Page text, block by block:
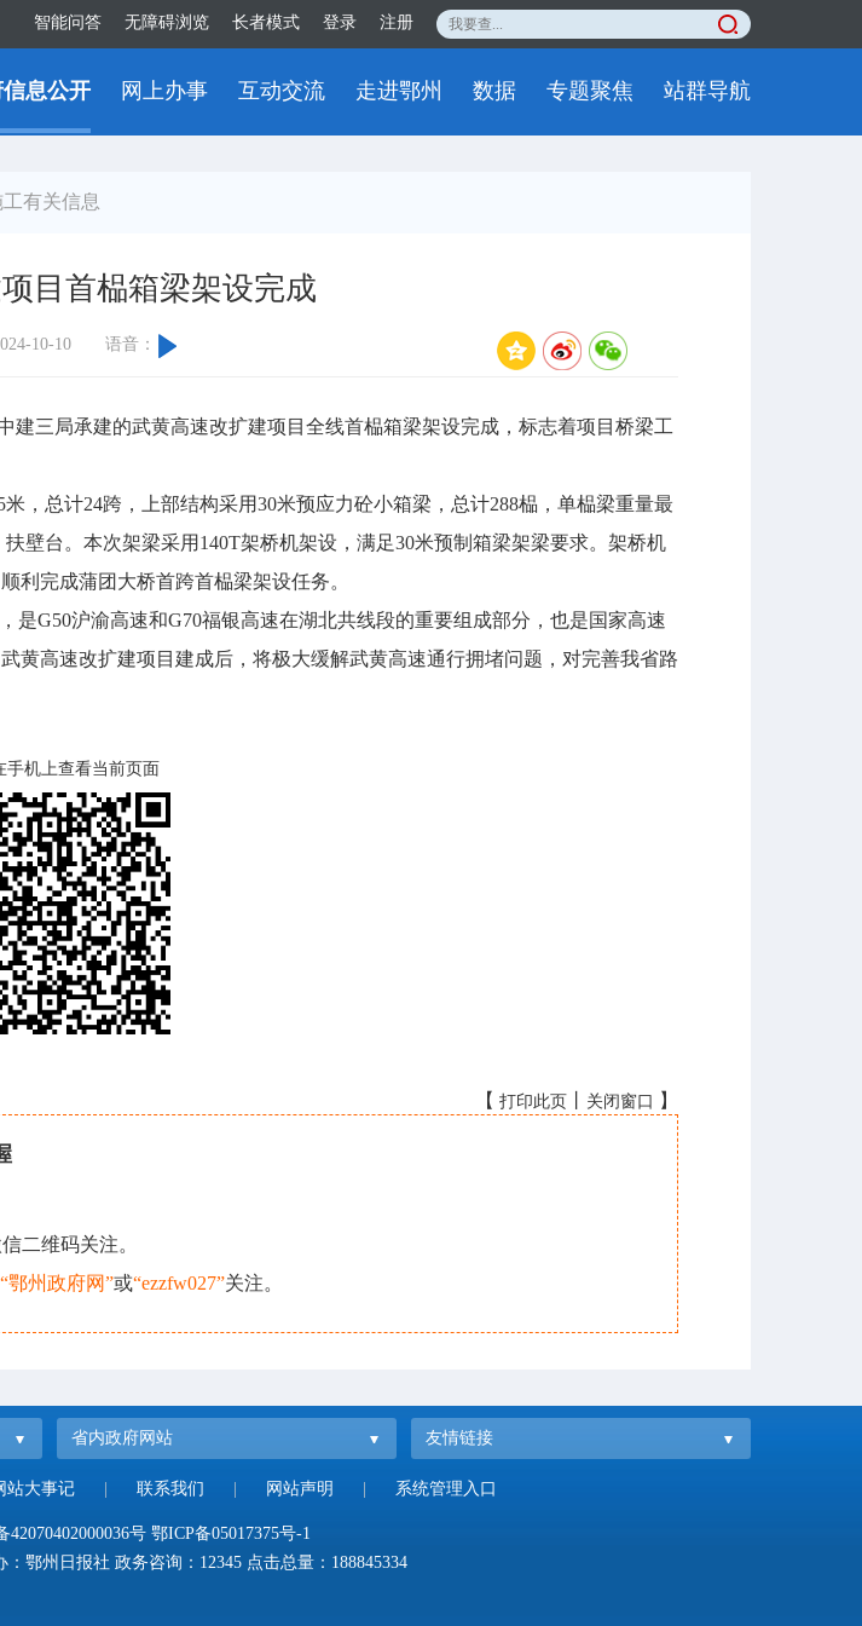
智能问答 无障碍浏览 长者模式 登录 注册
息公开 网上办事 互动交流 走进鄂州 数据 专题聚焦 站群导航
有关信息
目首榀箱梁架设完成
10-10 语音：
三局承建的武黄高速改扩建项目全线首榀箱梁架设完成，标志着项目桥梁工
总计24跨，上部结构采用30米预应力砼小箱梁，总计288榀，单榀梁重量最
壁台。本次架梁采用140T架桥机架设，满足30米预制箱梁架梁要求。架桥机
利完成蒲团大桥首跨首榀梁架设任务。
G50沪渝高速和G70福银高速在湖北共线段的重要组成部分，也是国家高速
黄高速改扩建项目建成后，将极大缓解武黄高速通行拥堵问题，对完善我省路
手机上查看当前页面
【 打印此页 关闭窗口 】
维码关注。
“鄂州政府网”或“ezzfw027”关注。
省内政府网站 友情链接
站大事记 联系我们 网站声明 系统管理入口
42070402000036号 鄂ICP备05017375号-1
鄂州日报社 政务咨询：12345 点击总量： 188845334